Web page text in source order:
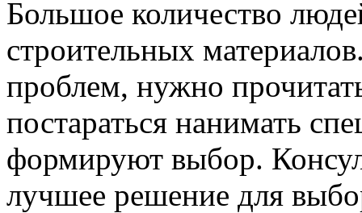
Большое количество
строительных
проблем, нужно
постараться нанимать
формируют выбор.
лучшее решение для